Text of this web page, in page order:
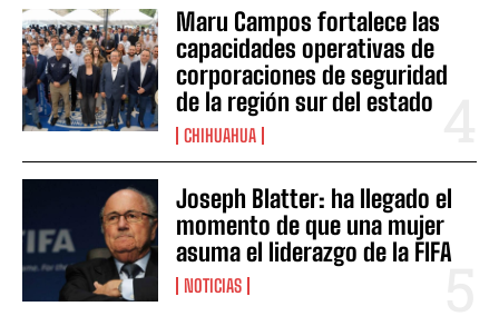
Maru Campos fortalece las
capacidades operativas de
corporaciones de seguridad
de la región sur del estado
CHIHUAHUA
Joseph Blatter: ha llegado el
momento de que una mujer
asuma el liderazgo de la FIFA
NOTICIAS